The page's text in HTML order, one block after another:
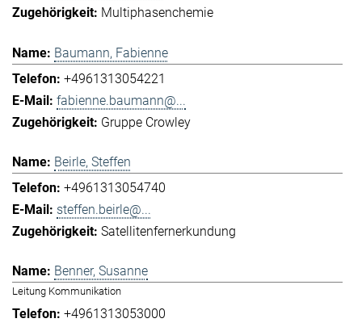
Multiphasenchemie
Baumann, Fabienne
+4961313054221
fabienne.baumann@...
Gruppe Crowley
Beirle, Steffen
+4961313054740
steffen.beirle@...
Satellitenfernerkundung
Benner, Susanne
Leitung Kommunikation
+4961313053000